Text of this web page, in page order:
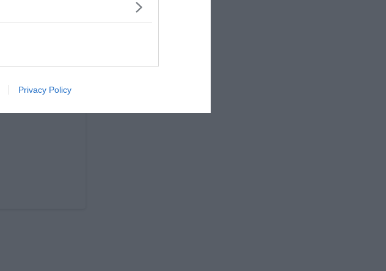
Privacy Policy